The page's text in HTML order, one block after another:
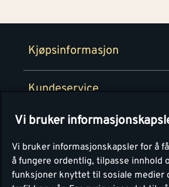
Kjøpsinformasjon
Retur- og angrerettsskjema
Kundeservice
Montér
Personvern
Vi bruker
Vi bruker informasjonskapsler for å
å fungere ordentlig, tilpasse innhold
funksjoner knyttet til sosiale medier